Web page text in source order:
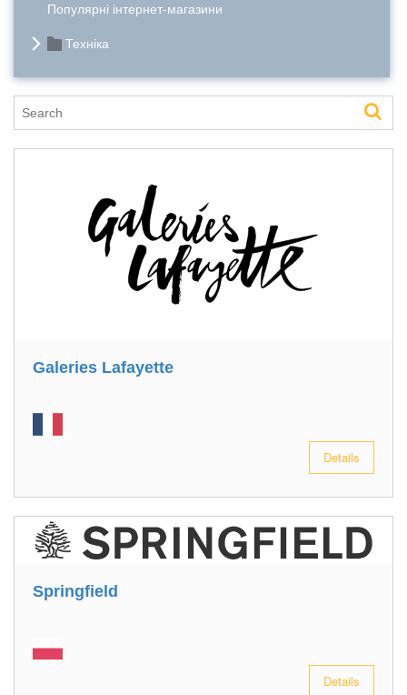
Популярні інтернет-магазини
Техніка
Galeries Lafayette
Details
Springfield
Details